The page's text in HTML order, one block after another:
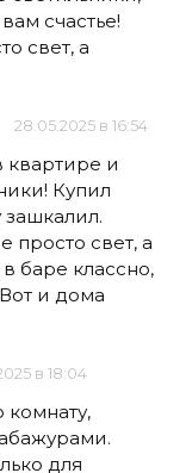
счастье!
свет, а
28.05.2025 в 16:54
квартире и
Купил
зашкалил.
просто свет, а
баре классно,
и дома
в 18:04
для